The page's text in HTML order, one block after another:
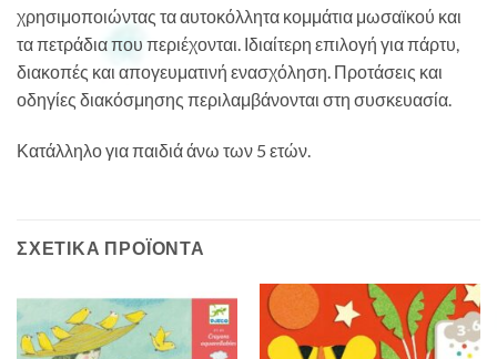
χρησιμοποιώντας τα αυτοκόλλητα κομμάτια μωσαϊκού και
τα πετράδια που περιέχονται. Ιδιαίτερη επιλογή για πάρτυ,
διακοπές και απογευματινή ενασχόληση. Προτάσεις και
οδηγίες διακόσμησης περιλαμβάνονται στη συσκευασία.
Κατάλληλο για παιδιά άνω των 5 ετών.
ΣΧΕΤΙΚΆ ΠΡΟΪΌΝΤΑ